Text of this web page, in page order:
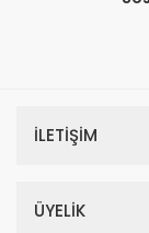
İLETİŞİM
ÜYELİK